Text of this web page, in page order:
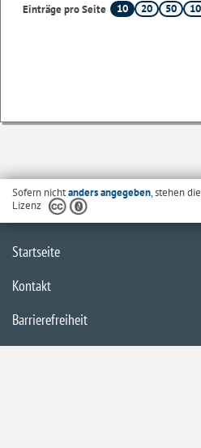
Einträge pro Seite
10 20 50
Sofern nichtanders angegeben, stehen
Lizenz
Startseite
Kontakt
Barrierefreiheit